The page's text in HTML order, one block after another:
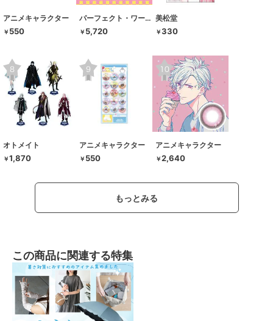
アニメキャラクター
￥ 550
パーフェクト・ワールド・トーキョー
￥ 5,720
美松堂
￥330
オトメイト
￥1,870
アニメキャラクター
￥ 550
アニメキャラクター
￥2,640
もっとみる
この商品に関連する特集